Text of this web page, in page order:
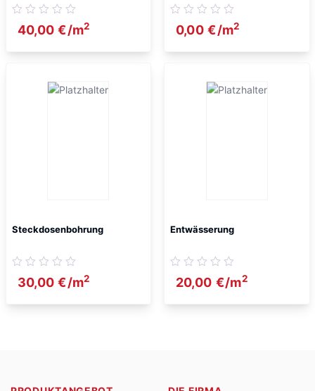
40,00 €/m2 0,00 €/m2
Steckdosenbohrung
30,00 €/m2
Entwässerung
20,00 €/m2